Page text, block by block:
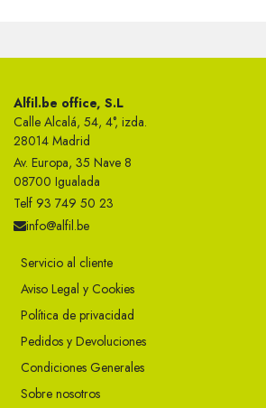
Alfil.be office, S.L
Calle Alcalá, 54, 4°, izda.
28014 Madrid
Av. Europa, 35 Nave 8
08700 Igualada
Telf 93 749 50 23
info@alfil.be
Servicio al cliente
Aviso Legal y Cookies
Política de privacidad
Pedidos y Devoluciones
Condiciones Generales
Sobre nosotros